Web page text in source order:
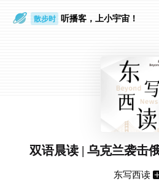
散步时 听播客，上小宇宙！
双语晨读 | 乌克兰袭击
东写西读